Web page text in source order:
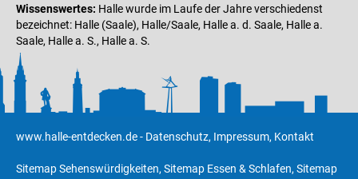
Wissenswertes: Halle wurde im Laufe der Jahre verschiedenst
bezeichnet: Halle (Saale), Halle/Saale, Halle a. d. Saale, Halle a.
Saale, Halle a. S., Halle a. S.
www.halle-entdecken.de- Datenschutz, Impressum, Kontakt
Sitemap Sehenswürdigkeiten, Sitemap Essen & Schlafen, Sitemap